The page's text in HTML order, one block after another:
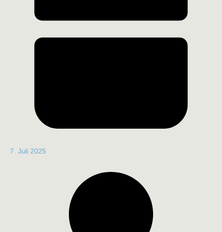
7. Juli 2025